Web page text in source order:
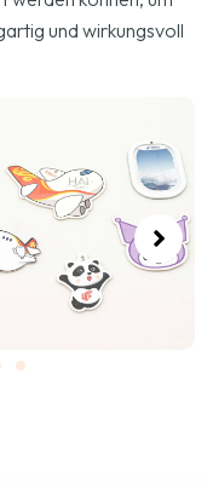
und wirkungsvoll